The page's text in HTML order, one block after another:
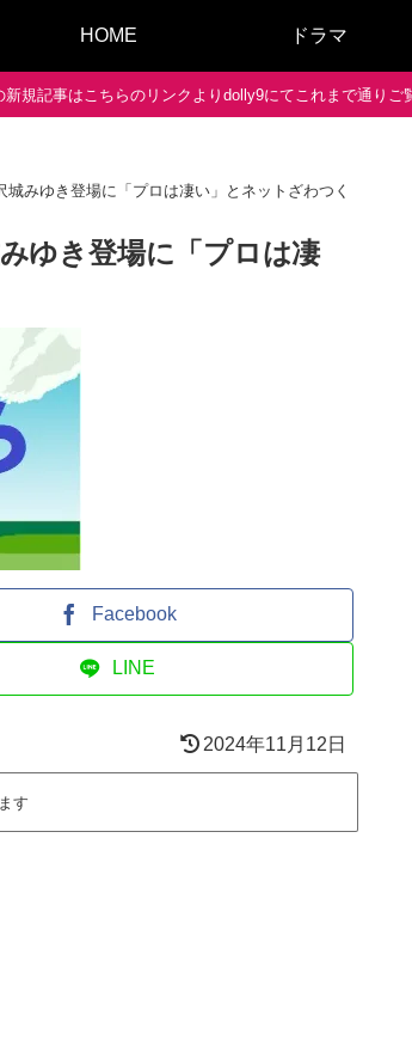
HOME ドラマ
規記事はこちらのリンクよりdolly9にてこれまで通りご
城みゆき登場に「プロは凄い」とネットざわつく！
ゆき登場に「プロは凄
Facebook
LINE
2024年11月12日
す